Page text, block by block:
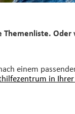
Oder
einem
in Ihrer